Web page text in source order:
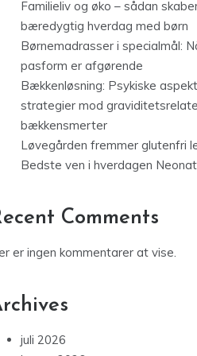
Familieliv og øko – sådan
bæredygtig hverdag med børn
Børnemadrasser i specialmål:
pasform er afgørende
Bækkenløsning: Psykiske
strategier mod
bækkensmerter
Løvegården fremmer glutenfri
Bedste ven i hverdagen
Comments
er ingen kommentarer at vise.
juli 2026